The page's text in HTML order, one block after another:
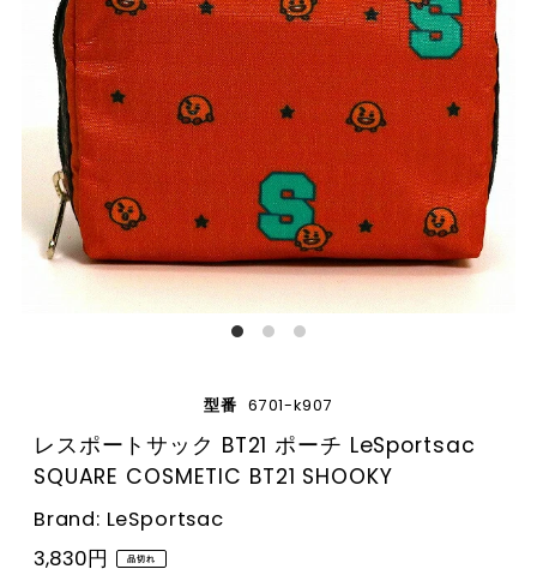
型番 6701-k907
レスポートサック BT21 ポーチ LeSportsac
SQUARE COSMETIC BT21 SHOOKY
Brand: LeSportsac
3,830円 品切れ